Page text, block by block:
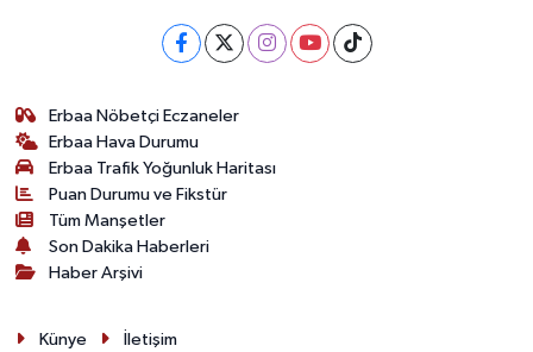
Erbaa Nöbetçi Eczaneler
Erbaa Hava Durumu
Erbaa Trafik Yoğunluk Haritası
Puan Durumu ve Fikstür
Tüm Manşetler
Son Dakika Haberleri
Haber Arşivi
Künye İletişim